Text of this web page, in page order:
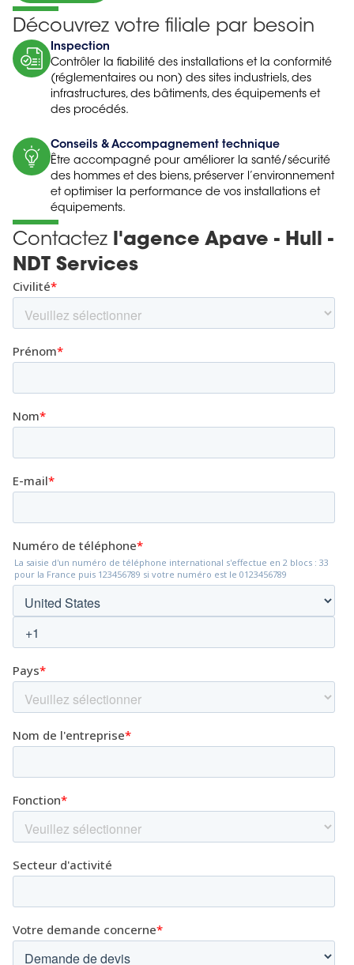
Découvrez votre filiale par besoin
Inspection
Contrôler la fiabilité des installations et la conformité
(réglementaires ou non) des sites industriels, des
infrastructures, des bâtiments, des équipements et
des procédés.
Conseils & Accompagnement technique
Être accompagné pour améliorer la santé/sécurité
des hommes et des biens, préserver l’environnement
et optimiser la performance de vos installations et
équipements.
Contactez l'agence Apave - Hull -
NDT Services